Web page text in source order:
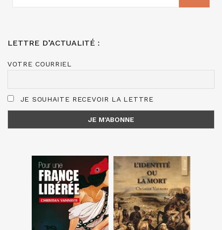
LETTRE D’ACTUALITÉ :
VOTRE COURRIEL
JE SOUHAITE RECEVOIR LA LETTRE